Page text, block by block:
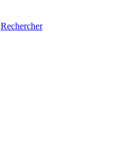
Rechercher